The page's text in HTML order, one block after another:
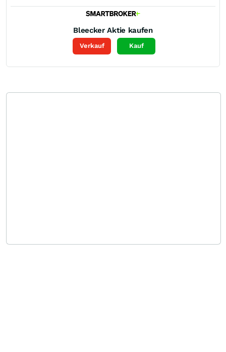
Bleecker Aktie kaufen
Verkauf Kauf